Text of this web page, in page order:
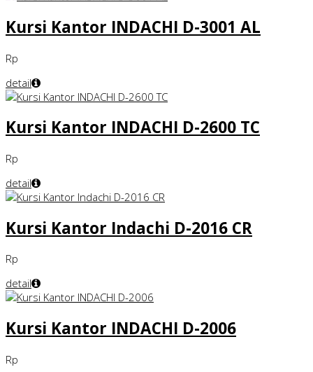
Kursi Kantor INDACHI D-3001 AL
Rp
detail
Kursi Kantor INDACHI D-2600 TC
Rp
detail
Kursi Kantor Indachi D-2016 CR
Rp
detail
Kursi Kantor INDACHI D-2006
Rp